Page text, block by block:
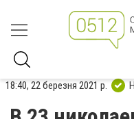
18:40, 22 березня 2021 р.